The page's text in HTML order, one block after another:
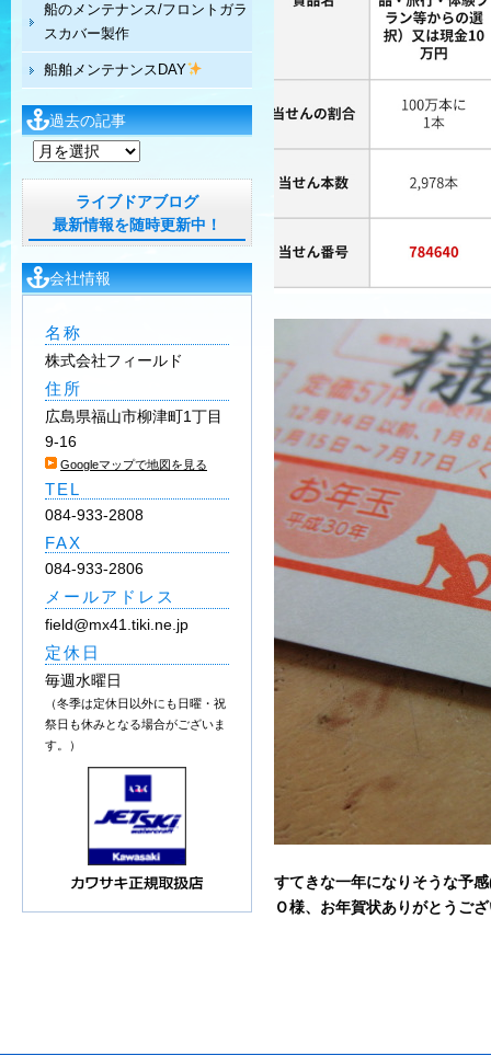
すてきな一年になりそうな予感
Ｏ様、お年賀状ありがとうご
船のメンテナンス/フロントガラ
スカバー製作
船舶メンテナンスDAY
過去の記事
の
記
事
ライブドアブログ
最新情報を随時更新中！
会社情報
名称
株式会社フィールド
住所
広島県福山市柳津町1丁目
9-16
Googleマップで地図を見る
TEL
084-933-2808
FAX
084-933-2806
メールアドレス
field@mx41.tiki.ne.jp
定休日
毎週水曜日
（冬季は定休日以外にも日曜・祝
祭日も休みとなる場合がございま
す。）